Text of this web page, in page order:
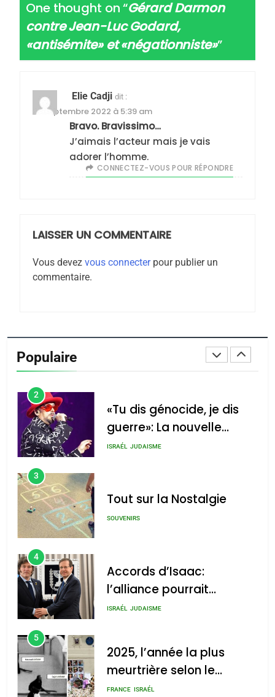
One thought on “Gérard Darmon
contre Jean-Luc Godard,
«antisémite» et «négationniste»”
Elie Cadji dit :
22 septembre 2022 à 5:39 am
Bravo. Bravissimo…
J’aimais l’acteur mais je vais
adorer l’homme.
CONNECTEZ-VOUS POUR RÉPONDRE
LAISSER UN COMMENTAIRE
Vous devez vous connecterpour publier un
commentaire.
Populaire
2025, l’année la plus
meurtrière selon le
rapport d’ADL contre
l’antisémitisme
FRANCE ISRAÉL
POURQUOI JE REVENDIQUE
MA JUDAÏTE par Thérèse
Zrihen-Dvir
ISRAÉL JUDAISME
CE QUI NOUS MANQUE –
8
Tafraout, le miel de Tadla
2
«Tu dis génocide, je dis
guerre»: La nouvelle
chanson de Boy George
ISRAÉL JUDAISME
3
Tout sur la Nostalgie
SOUVENIRS
4
Accords d’Isaac:
l’alliance pourrait
s’étendre à 13 pays
ISRAÉL JUDAISME
5
2025, l’année la plus
meurtrière selon le
rapport d’ADL contre
FRANCE ISRAÉL